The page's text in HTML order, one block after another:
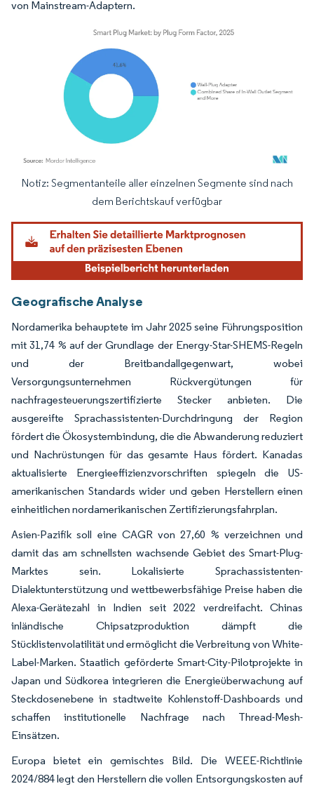
von Mainstream-Adaptern.
Bild © Mordor Intelligence. Wiederverwendung erfordert Namensnennung
Notiz: Segmentanteile aller einzelnen Segmente sind nach
dem Berichtskauf verfügbar
Geografische Analyse
Nordamerika behauptete im Jahr 2025 seine Führungsposition
mit 31,74 % auf der Grundlage der Energy-Star-SHEMS-Regeln
und der Breitbandallgegenwart, wobei
Versorgungsunternehmen Rückvergütungen für
nachfragesteuerungszertifizierte Stecker anbieten. Die
ausgereifte Sprachassistenten-Durchdringung der Region
fördert die Ökosystembindung, die die Abwanderung reduziert
und Nachrüstungen für das gesamte Haus fördert. Kanadas
aktualisierte Energieeffizienzvorschriften spiegeln die US-
amerikanischen Standards wider und geben Herstellern einen
einheitlichen nordamerikanischen Zertifizierungsfahrplan.
Asien-Pazifik soll eine CAGR von 27,60 % verzeichnen und
damit das am schnellsten wachsende Gebiet des Smart-Plug-
Marktes sein. Lokalisierte Sprachassistenten-
Dialektunterstützung und wettbewerbsfähige Preise haben die
Alexa-Gerätezahl in Indien seit 2022 verdreifacht. Chinas
inländische Chipsatzproduktion dämpft die
Stücklistenvolatilität und ermöglicht die Verbreitung von White-
Label-Marken. Staatlich geförderte Smart-City-Pilotprojekte in
Japan und Südkorea integrieren die Energieüberwachung auf
Steckdosenebene in stadtweite Kohlenstoff-Dashboards und
schaffen institutionelle Nachfrage nach Thread-Mesh-
Einsätzen.
Europa bietet ein gemischtes Bild. Die WEEE-Richtlinie
2024/884 legt den Herstellern die vollen Entsorgungskosten auf